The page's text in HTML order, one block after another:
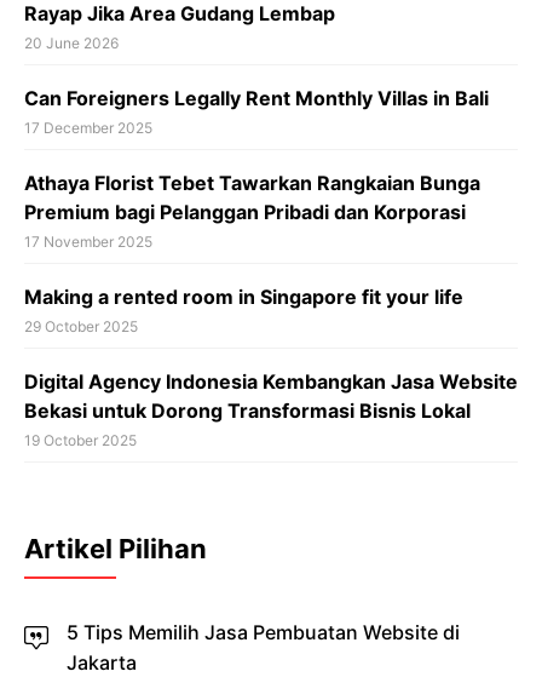
Rayap Jika Area Gudang Lembap
20 June 2026
Can Foreigners Legally Rent Monthly Villas in Bali
17 December 2025
Athaya Florist Tebet Tawarkan Rangkaian Bunga
Premium bagi Pelanggan Pribadi dan Korporasi
17 November 2025
Making a rented room in Singapore fit your life
29 October 2025
Digital Agency Indonesia Kembangkan Jasa Website
Bekasi untuk Dorong Transformasi Bisnis Lokal
19 October 2025
Artikel Pilihan
5 Tips Memilih Jasa Pembuatan Website di
Jakarta